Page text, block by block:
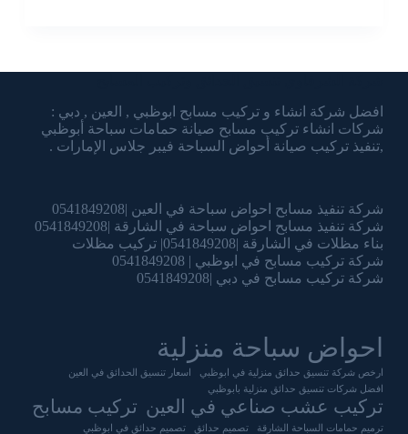
افضل شركة انشاء و تركيب مسابح ابوظبي , العين , دبي :
شركات انشاء تركيب مسابح صيانة حمامات سباحة أبوظبي
,تنفيذ تركيب صيانة أحواض السباحة فيبر جلاس الإمارات .
شركة تنفيذ مسابح احواض سباحة في العين |0541849208
شركة تنفيذ مسابح احواض سباحة في الشارقة |0541849208
بناء مظلات في الشارقة |0541849208| تركيب مظلات
شركة تركيب مسابح في ابوظبي | 0541849208
شركة تركيب مسابح في دبي |0541849208
احواض سباحة منزلية
ارخص شركة تنسيق حدائق منزلية في ابوظبي
اسعار تنسيق الحدائق في العين
افضل شركات تنسيق حدائق منزلية بابوظبي
تركيب عشب صناعي في العين تركيب مسابح
ترميم حمامات السباحة الشارقة تصميم حدائق تصميم حدائق في ابوظبي